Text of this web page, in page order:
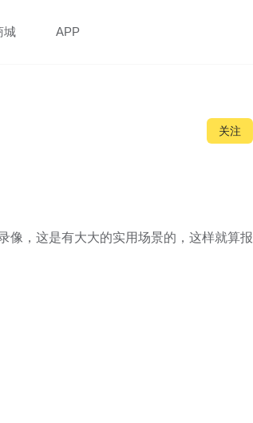
城 APP
关注
像，这是有大大的实用场景的，这样就算报